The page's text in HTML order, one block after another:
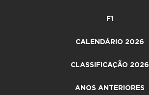
F1
CALENDÁRIO 2026
CLASSIFICAÇÃO 2026
ANOS ANTERIORES